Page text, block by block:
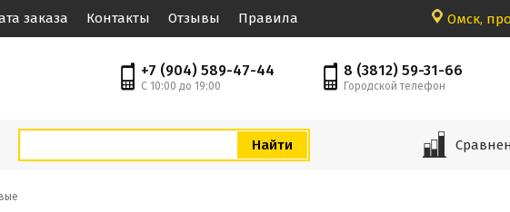
заказа Контакты Отзывы Правила Омск,
+7 (904) 589-47-44
С 10:00 до 19:00
8 (3812) 59-31-66
Городской телефон